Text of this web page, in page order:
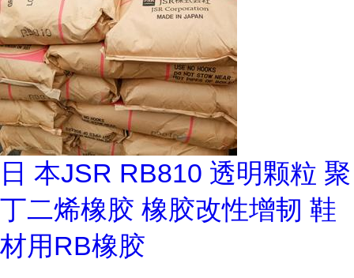
日 本JSR RB810 透明颗粒 聚
丁二烯橡胶 橡胶改性增韧 鞋
材用RB橡胶